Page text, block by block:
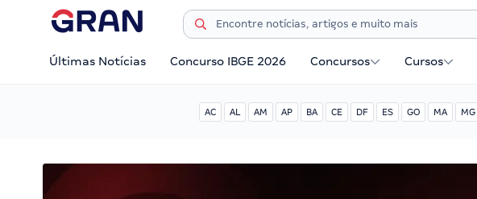
Últimas Notícias Concurso IBGE 2026 Concursos Cursos
AC AL AM AP BA CE DF ES GO MA MG